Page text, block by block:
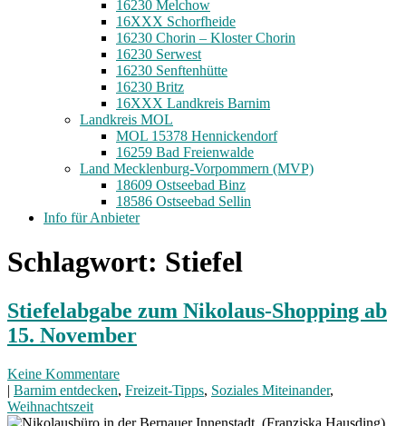
16230 Melchow
16XXX Schorfheide
16230 Chorin – Kloster Chorin
16230 Serwest
16230 Senftenhütte
16230 Britz
16XXX Landkreis Barnim
Landkreis MOL
MOL 15378 Hennickendorf
16259 Bad Freienwalde
Land Mecklenburg-Vorpommern (MVP)
18609 Ostseebad Binz
18586 Ostseebad Sellin
Info für Anbieter
Schlagwort: Stiefel
Stiefelabgabe zum Nikolaus-Shopping ab
15. November
Keine Kommentare
| Barnim entdecken, Freizeit-Tipps, Soziales Miteinander,
Weihnachtszeit